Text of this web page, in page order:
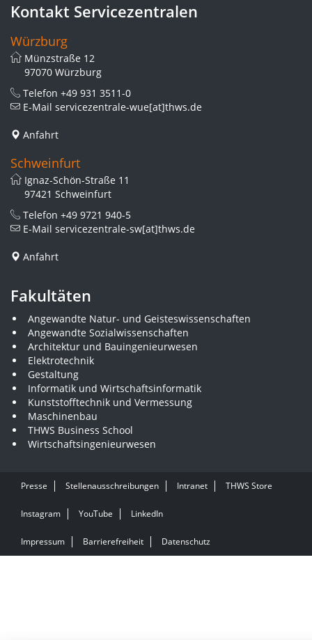
Kontakt Servicezentralen
Würzburg
Münzstraße 12
97070 Würzburg
Telefon +49 931 3511-0
E-Mail servicezentrale-wue[at]thws.de
Anfahrt
Schweinfurt
Ignaz-Schön-Straße 11
97421 Schweinfurt
Telefon +49 9721 940-5
E-Mail servicezentrale-sw[at]thws.de
Anfahrt
Fakultäten
Angewandte Natur- und Geisteswissenschaften
Angewandte Sozialwissenschaften
Architektur und Bauingenieurwesen
Elektrotechnik
Gestaltung
Informatik und Wirtschaftsinformatik
Kunststofftechnik und Vermessung
Maschinenbau
THWS Business School
Wirtschaftsingenieurwesen
Presse Stellenausschreibungen Intranet THWS Store
Instagram YouTube LinkedIn
Impressum Barrierefreiheit Datenschutz